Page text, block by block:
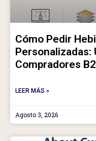
Cómo Pedir
Personalizadas:
Compradores
LEER MÁS »
Agosto 3, 2026